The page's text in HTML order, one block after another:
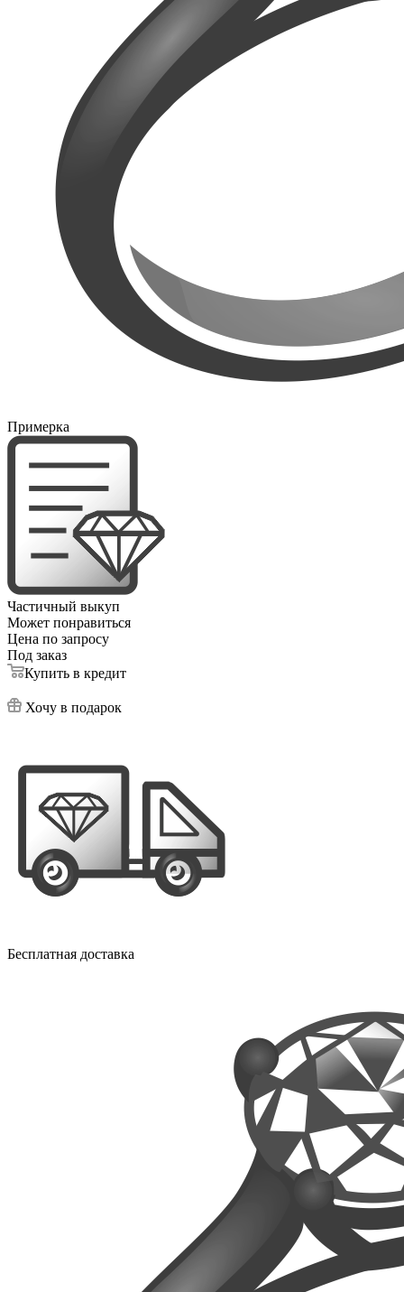
Примерка
Частичный выкуп
Может понравиться
Цена по запросу
Под заказ
Купить в кредит
Хочу в подарок
Бесплатная доставка